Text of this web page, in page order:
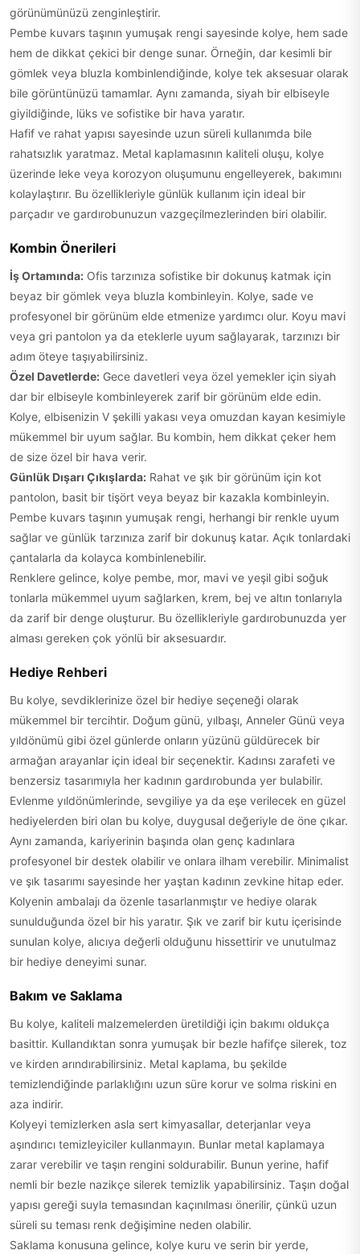
görünümünüzü zenginleştirir.
Pembe kuvars taşının yumuşak rengi sayesinde kolye, hem sade
hem de dikkat çekici bir denge sunar. Örneğin, dar kesimli bir
gömlek veya bluzla kombinlendiğinde, kolye tek aksesuar olarak
bile görüntünüzü tamamlar. Aynı zamanda, siyah bir elbiseyle
giyildiğinde, lüks ve sofistike bir hava yaratır.
Hafif ve rahat yapısı sayesinde uzun süreli kullanımda bile
rahatsızlık yaratmaz. Metal kaplamasının kaliteli oluşu, kolye
üzerinde leke veya korozyon oluşumunu engelleyerek, bakımını
kolaylaştırır. Bu özellikleriyle günlük kullanım için ideal bir
parçadır ve gardırobunuzun vazgeçilmezlerinden biri olabilir.
Kombin Önerileri
İş Ortamında: Ofis tarzınıza sofistike bir dokunuş katmak için
beyaz bir gömlek veya bluzla kombinleyin. Kolye, sade ve
profesyonel bir görünüm elde etmenize yardımcı olur. Koyu mavi
veya gri pantolon ya da eteklerle uyum sağlayarak, tarzınızı bir
adım öteye taşıyabilirsiniz.
Özel Davetlerde: Gece davetleri veya özel yemekler için siyah
dar bir elbiseyle kombinleyerek zarif bir görünüm elde edin.
Kolye, elbisenizin V şekilli yakası veya omuzdan kayan kesimiyle
mükemmel bir uyum sağlar. Bu kombin, hem dikkat çeker hem
de size özel bir hava verir.
Günlük Dışarı Çıkışlarda: Rahat ve şık bir görünüm için kot
pantolon, basit bir tişört veya beyaz bir kazakla kombinleyin.
Pembe kuvars taşının yumuşak rengi, herhangi bir renkle uyum
sağlar ve günlük tarzınıza zarif bir dokunuş katar. Açık tonlardaki
çantalarla da kolayca kombinlenebilir.
Renklere gelince, kolye pembe, mor, mavi ve yeşil gibi soğuk
tonlarla mükemmel uyum sağlarken, krem, bej ve altın tonlarıyla
da zarif bir denge oluşturur. Bu özellikleriyle gardırobunuzda yer
alması gereken çok yönlü bir aksesuardır.
Hediye Rehberi
Bu kolye, sevdiklerinize özel bir hediye seçeneği olarak
mükemmel bir tercihtir. Doğum günü, yılbaşı, Anneler Günü veya
yıldönümü gibi özel günlerde onların yüzünü güldürecek bir
armağan arayanlar için ideal bir seçenektir. Kadınsı zarafeti ve
benzersiz tasarımıyla her kadının gardırobunda yer bulabilir.
Evlenme yıldönümlerinde, sevgiliye ya da eşe verilecek en güzel
hediyelerden biri olan bu kolye, duygusal değeriyle de öne çıkar.
Aynı zamanda, kariyerinin başında olan genç kadınlara
profesyonel bir destek olabilir ve onlara ilham verebilir. Minimalist
ve şık tasarımı sayesinde her yaştan kadının zevkine hitap eder.
Kolyenin ambalajı da özenle tasarlanmıştır ve hediye olarak
sunulduğunda özel bir his yaratır. Şık ve zarif bir kutu içerisinde
sunulan kolye, alıcıya değerli olduğunu hissettirir ve unutulmaz
bir hediye deneyimi sunar.
Bakım ve Saklama
Bu kolye, kaliteli malzemelerden üretildiği için bakımı oldukça
basittir. Kullandıktan sonra yumuşak bir bezle hafifçe silerek, toz
ve kirden arındırabilirsiniz. Metal kaplama, bu şekilde
temizlendiğinde parlaklığını uzun süre korur ve solma riskini en
aza indirir.
Kolyeyi temizlerken asla sert kimyasallar, deterjanlar veya
aşındırıcı temizleyiciler kullanmayın. Bunlar metal kaplamaya
zarar verebilir ve taşın rengini soldurabilir. Bunun yerine, hafif
nemli bir bezle nazikçe silerek temizlik yapabilirsiniz. Taşın doğal
yapısı gereği suyla temasından kaçınılması önerilir, çünkü uzun
süreli su teması renk değişimine neden olabilir.
Saklama konusuna gelince, kolye kuru ve serin bir yerde,